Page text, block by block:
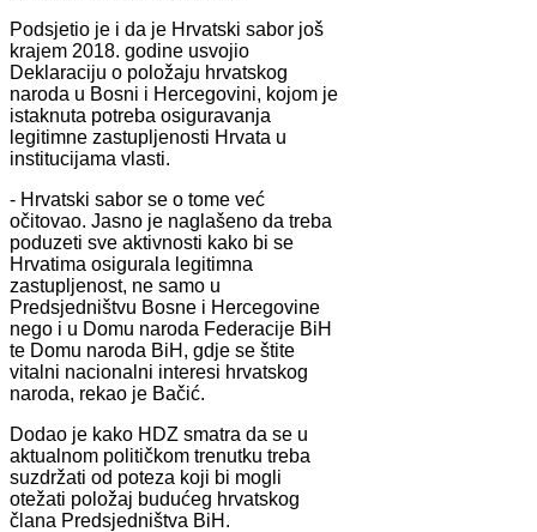
Podsjetio je i da je Hrvatski sabor još
krajem 2018. godine usvojio
Deklaraciju o položaju hrvatskog
naroda u Bosni i Hercegovini, kojom je
istaknuta potreba osiguravanja
legitimne zastupljenosti Hrvata u
institucijama vlasti.
- Hrvatski sabor se o tome već
očitovao. Jasno je naglašeno da treba
poduzeti sve aktivnosti kako bi se
Hrvatima osigurala legitimna
zastupljenost, ne samo u
Predsjedništvu Bosne i Hercegovine
nego i u Domu naroda Federacije BiH
te Domu naroda BiH, gdje se štite
vitalni nacionalni interesi hrvatskog
naroda, rekao je Bačić.
Dodao je kako HDZ smatra da se u
aktualnom političkom trenutku treba
suzdržati od poteza koji bi mogli
otežati položaj budućeg hrvatskog
člana Predsjedništva BiH.